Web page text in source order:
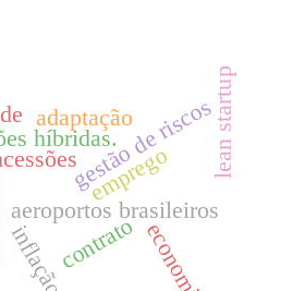
aeroportos brasileiros
híbridas.
gestão de riscoslean startup
adaptação
economia
emprego
contrato
inflação